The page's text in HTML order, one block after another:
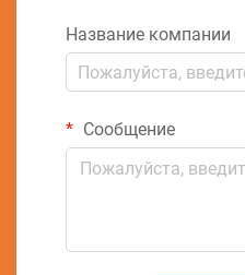
Название компании
Сообщение